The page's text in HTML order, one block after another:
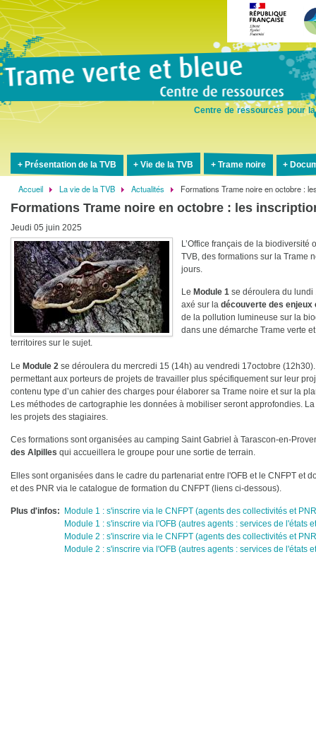
Centre de ressources pour
Présentation de la TVB Vie de la TVB Trame noire
Fil
d'Ariane
Accueil La vie de la TVB Actualités Formations Trame noire en octobre :
Formations Trame noire en octobre : les
Jeudi 05 juin 2025
L’Office français de la
TVB, des formations sur la Trame
jours.
Le Module 1 se déroulera du lundi
axé sur la découverte des enjeux
de la pollution lumineuse sur la
dans une démarche Trame verte
territoires sur le sujet.
Le Module 2 se déroulera du mercredi 15 (14h) au vendredi 17octobre
permettant aux porteurs de projets de travailler plus spécifiquement sur leur
contenu type d’un cahier des charges pour élaborer sa Trame noire et sur la
Les méthodes de cartographie les données à mobiliser seront approfondies.
les projets des stagiaires.
Ces formations sont organisées au camping Saint Gabriel à Tarascon-en-
des Alpilles qui accueillera le groupe pour une sortie de terrain.
Elles sont organisées dans le cadre du partenariat entre l'OFB et le CNFPT et
et des PNR via le catalogue de formation du CNFPT (liens ci-dessous).
Plus d'infos
Module 1 : s'inscrire via le CNFPT (agents des collectivités et
Module 1 : s'inscrire via l'OFB (autres agents : services de l'états
Module 2 : s'inscrire via le CNFPT (agents des collectivités et
Module 2 : s'inscrire via l'OFB (autres agents : services de l'états